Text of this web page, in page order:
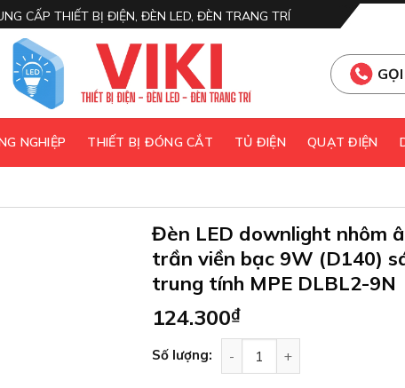
CẤP THIẾT BỊ ĐIỆN, ĐÈN LED, ĐÈN TRANG TRÍ
NGHIỆP THIẾT BỊ ĐÓNG CẮT TỦ ĐIỆN QUẠT ĐIỆN
Đèn LED downlight nhôm
trần viền bạc 9W (D140)
trung tính MPE DLBL2-9N
124.300₫
Số lượng: Đèn LED downlight nhôm